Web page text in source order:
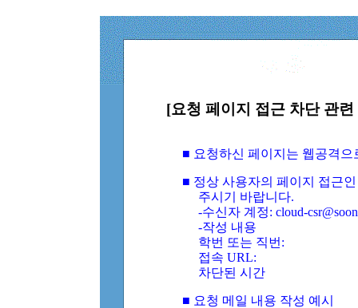
[요청 페이지 접근 차단 관
■ 요청하신 페이지는 웹공격
■ 정상 사용자의 페이지 접근
주시기 바랍니다.
-수신자 계정: cloud-
-작성 내용
학번 또는 직번:
접속 URL:
차단된 시간
■ 요청 메일 내용 작성 예시